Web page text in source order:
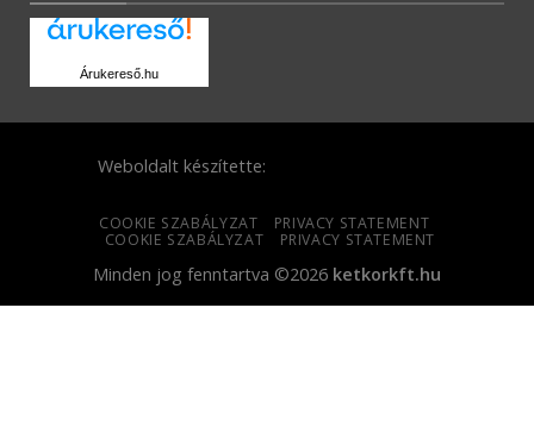
Árukereső.hu
Weboldalt készítette:
COOKIE SZABÁLYZAT
PRIVACY STATEMENT
COOKIE SZABÁLYZAT
PRIVACY STATEMENT
Minden jog fenntartva ©2026 ketkorkft.hu